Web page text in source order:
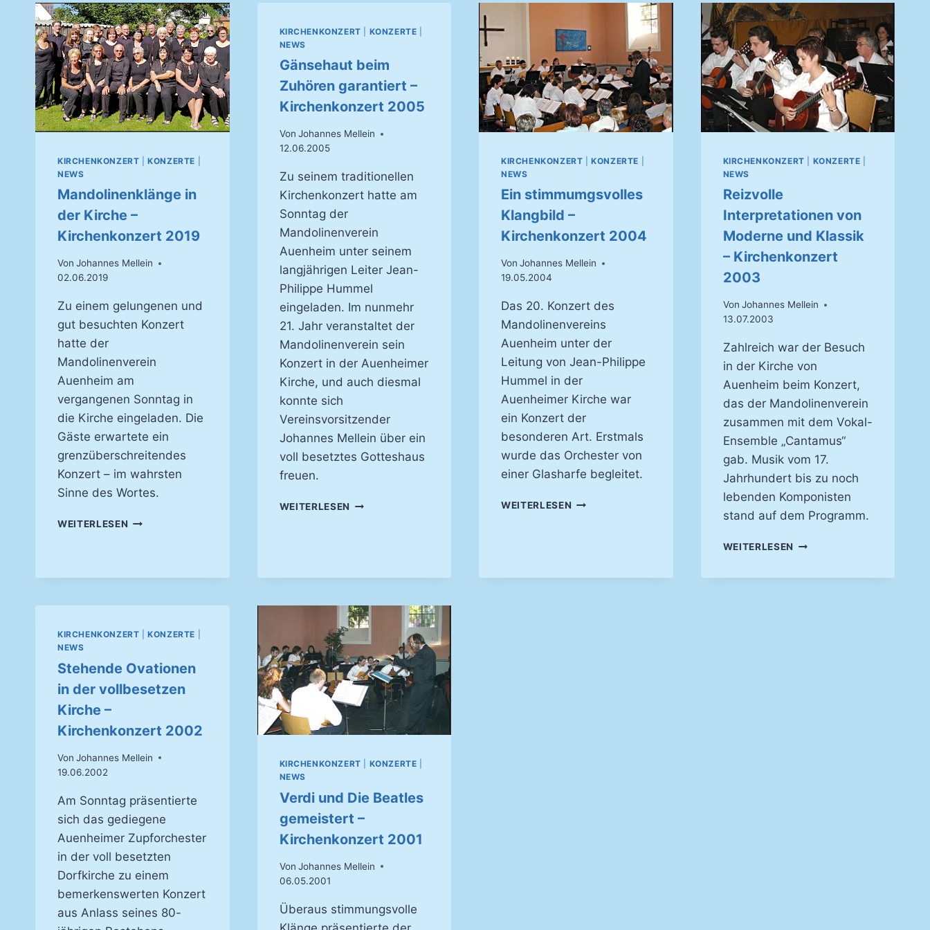
UND
DANKBARKEIT
–
40
JAHRE
JEAN‑PHILIPPE
HUMMEL
KIRCHENKONZERT |KONZERTE
NEWS
Mandolinenklänge in
der Kirche –
Kirchenkonzert 2019
Von Johannes Mellein
02.06.2019
Zu einem gelungenen und
gut besuchten Konzert
hatte der
Mandolinenverein
Auenheim am
vergangenen Sonntag in
die Kirche eingeladen. Die
Gäste erwartete ein
grenzüberschreitendes
Konzert – im wahrsten
Sinne des Wortes.
WEITERLESEN MANDOLINENKLÄNGE
–
KIRCHENKONZERT KONZERTE
NEWS
Gänsehaut beim
Zuhören garantiert –
Kirchenkonzert 2005
Von Johannes Mellein
12.06.2005
Zu seinem traditionellen
Kirchenkonzert hatte am
Sonntag der
Mandolinenverein
Auenheim unter seinem
langjährigen Leiter Jean-
Philippe Hummel
eingeladen. Im nunmehr
21. Jahr veranstaltet der
Mandolinenverein sein
Konzert in der Auenheimer
Kirche, und auch diesmal
konnte sich
Vereinsvorsitzender
Johannes Mellein über ein
voll besetztes Gotteshaus
freuen.
WEITERLESEN GÄNSEHAUT
2005
KIRCHENKONZERT |KONZERTE
NEWS
Ein stimmumgsvolles
Klangbild –
Kirchenkonzert 2004
Von Johannes Mellein
19.05.2004
Das 20. Konzert des
Mandolinenvereins
Auenheim unter der
Leitung von Jean-Philippe
Hummel in der
Auenheimer Kirche war
ein Konzert der
besonderen Art. Erstmals
wurde das Orchester von
einer Glasharfe begleitet.
WEITERLESEN EIN
KIRCHENKONZERT KONZERTE
NEWS
Reizvolle
Interpretationen von
Moderne und Klassik
– Kirchenkonzert
2003
Von Johannes Mellein
13.07.2003
Zahlreich war der Besuch
in der Kirche von
Auenheim beim Konzert,
das der Mandolinenverein
zusammen mit dem Vokal-
Ensemble „Cantamus“
gab. Musik vom 17.
Jahrhundert bis zu noch
lebenden Komponisten
stand auf dem Programm.
WEITERLESEN REIZVOLLE
KIRCHENKONZERT |KONZERTE
NEWS
Stehende Ovationen
in der vollbesetzen
Kirche –
Kirchenkonzert 2002
Von Johannes Mellein
19.06.2002
Am Sonntag präsentierte
sich das gediegene
Auenheimer Zupforchester
in der voll besetzten
Dorfkirche zu einem
bemerkenswerten Konzert
aus Anlass seines 80-
KIRCHENKONZERT KONZERTE
NEWS
Verdi und Die Beatles
gemeistert –
Kirchenkonzert 2001
Von Johannes Mellein
06.05.2001
Überaus stimmungsvolle